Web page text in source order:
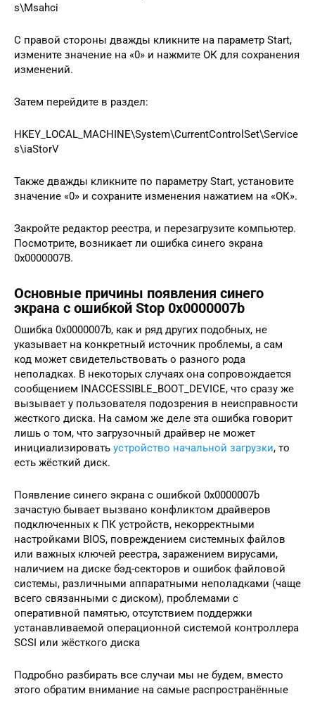
s\Msahci
С правой стороны дважды кликните на параметр Start,
измените значение на «0» и нажмите ОК для сохранения
изменений.
Затем перейдите в раздел:
HKEY_LOCAL_MACHINE\System\CurrentControlSet\Service
s\iaStorV
Также дважды кликните по параметру Start, установите
значение «0» и сохраните изменения нажатием на «ОК».
Закройте редактор реестра, и перезагрузите компьютер.
Посмотрите, возникает ли ошибка синего экрана
0x0000007B.
Основные причины появления синего
экрана с ошибкой Stop 0x0000007b
Ошибка 0x0000007b, как и ряд других подобных, не
указывает на конкретный источник проблемы, а сам
код может свидетельствовать о разного рода
неполадках. В некоторых случаях она сопровождается
сообщением INACCESSIBLE_BOOT_DEVICE, что сразу же
вызывает у пользователя подозрения в неисправности
жесткого диска. На самом же деле эта ошибка говорит
лишь о том, что загрузочный драйвер не может
инициализировать устройство начальной загрузки, то
есть жёсткий диск.
Появление синего экрана с ошибкой 0x0000007b
зачастую бывает вызвано конфликтом драйверов
подключенных к ПК устройств, некорректными
настройками BIOS, повреждением системных файлов
или важных ключей реестра, заражением вирусами,
наличием на диске бэд-секторов и ошибок файловой
системы, различными аппаратными неполадками (чаще
всего связанными с диском), проблемами с
оперативной памятью, отсутствием поддержки
устанавливаемой операционной системой контроллера
SCSI или жёсткого диска
Подробно разбирать все случаи мы не будем, вместо
этого обратим внимание на самые распространённые